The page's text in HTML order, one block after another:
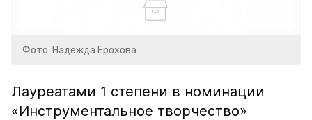
Фото: Надежда Ерохова
Лауреатами 1 степени в номинации
«Инструментальное творчество»